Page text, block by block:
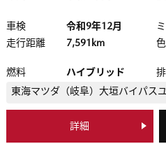
車検 令和9年12月
走行距離
7,591km 色
燃料
ハイブリッド
東海マツダ（岐阜） 大垣バイパス
詳細